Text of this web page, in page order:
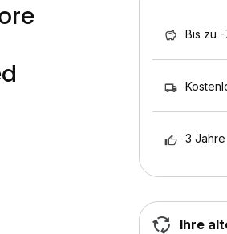
Bis zu
3 Jahre
Ihre